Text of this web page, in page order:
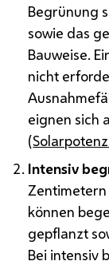
Begrünung
sowie das
Bauweise.
nicht
eignen sich
(
Intensiv
können
gepflanzt
Bei intensiv